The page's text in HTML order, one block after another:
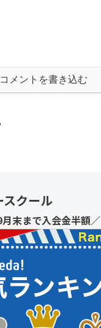
コメントを書き込む
スクール
末まで入会金半額／